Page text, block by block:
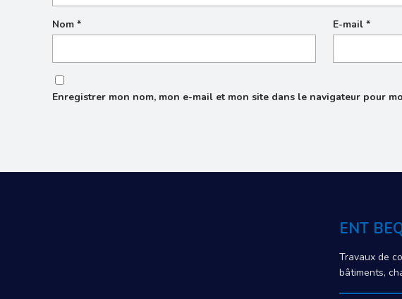
Nom* E-mail*
Enregistrer mon nom, mon e-mail et mon site dans le navigateur pour
ENT
Travaux de
bâtiments,